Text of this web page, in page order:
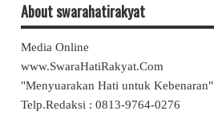
About swarahatirakyat
Media Online
www.SwaraHatiRakyat.Com
"Menyuarakan Hati untuk Kebenaran"
Telp.Redaksi : 0813-9764-0276